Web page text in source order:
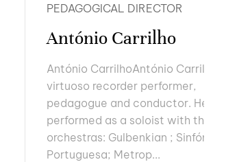
PEDAGOGICAL DIRECTOR
António Carrilho
António CarrilhoAntónio Carrilho
virtuoso recorder performer,
pedagogue and conductor. He
performed as a soloist with the
orchestras: Gulbenkian ; Sinfónica
Portuguesa; Metrop...